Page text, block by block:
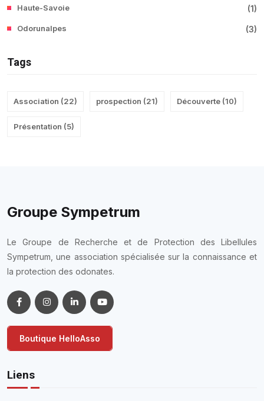
Haute-Savoie (1)
Odorunalpes (3)
Tags
Association (22) prospection (21) Découverte (10)
Présentation (5)
Groupe Sympetrum
Le Groupe de Recherche et de Protection des Libellules
Sympetrum, une association spécialisée sur la connaissance et
la protection des odonates.
Boutique HelloAsso
Liens